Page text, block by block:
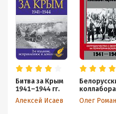
Битва за Крым
1941–1944 гг.
Алексей Исаев
исты.
Олег